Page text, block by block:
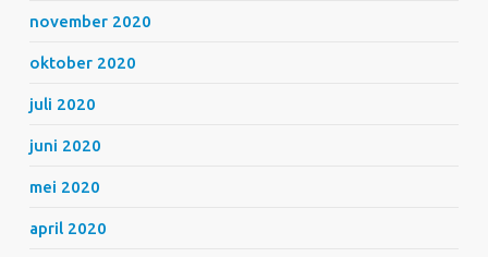
november 2020
oktober 2020
juli 2020
juni 2020
mei 2020
april 2020